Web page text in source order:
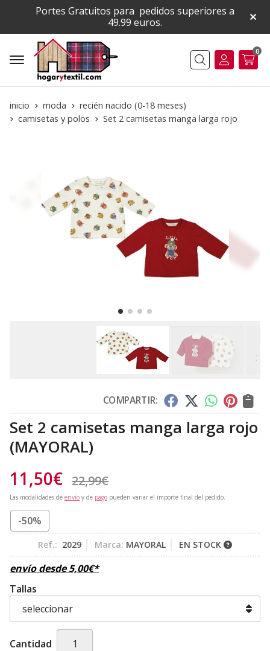
Portes Gratuitos para pedidos superiores a
49.99 euros.
Buscar
0
inicio moda
recién nacido (0-18 meses)
camisetas y polos
Set 2 camisetas manga larga rojo
COMPARTIR:
Set 2 camisetas manga larga rojo
(MAYORAL)
11,50€ 22,99€
Las modalidades de envío y de pago pueden variar el importe final del pedido.
-50%
Ref.: 2029 Marca: MAYORAL EN STOCK
envío desde5,00€*
Tallas
Cantidad